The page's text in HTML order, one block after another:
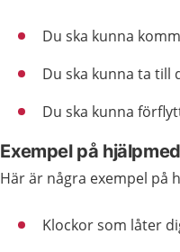
Du ska kunna
Du ska kunna ta till
Du ska kunna
Exempel på
Här är några exempel på
Klockor som låter